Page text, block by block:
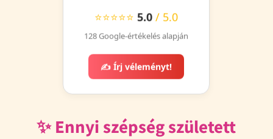
⭐⭐⭐⭐⭐5.0 / 5.0
128 Google-értékelés alapján
✍️ Írj véleményt!
✨ Ennyi szépség született